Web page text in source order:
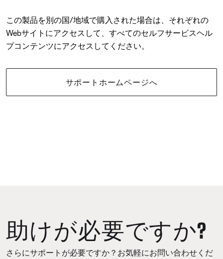
この製品を別の国/地域で購入された場合は、それぞれの
Webサイトにアクセスして、すべてのセルフサービスヘル
プコンテンツにアクセスしてください。
サポートホームページへ
助けが必要ですか?
さらにサポートが必要ですか？お気軽にお問い合わせくだ